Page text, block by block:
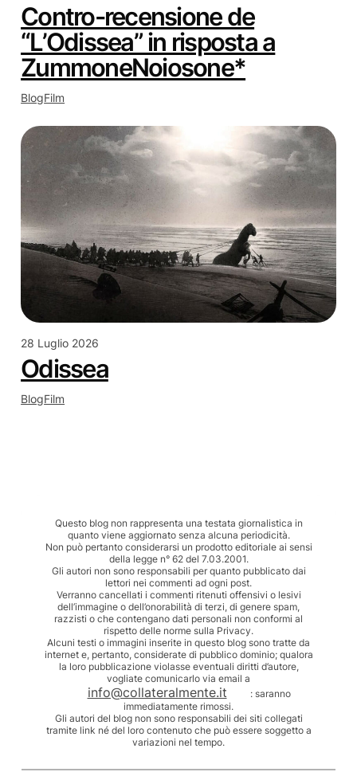
Contro-recensione de
“L’Odissea” in risposta a
ZummoneNoiosone*
BlogFilm
28 Luglio 2026
Odissea
BlogFilm
Questo blog non rappresenta una testata giornalistica in
quanto viene aggiornato senza alcuna periodicità.
Non può pertanto considerarsi un prodotto editoriale ai sensi
della legge n° 62 del 7.03.2001.
Gli autori non sono responsabili per quanto pubblicato dai
lettori nei commenti ad ogni post.
Verranno cancellati i commenti ritenuti offensivi o lesivi
dell’immagine o dell’onorabilità di terzi, di genere spam,
razzisti o che contengano dati personali non conformi al
rispetto delle norme sulla Privacy.
Alcuni testi o immagini inserite in questo blog sono tratte da
internet e, pertanto, considerate di pubblico dominio; qualora
la loro pubblicazione violasse eventuali diritti d’autore,
vogliate comunicarlo via email a
info@collateralmente.it
: saranno
immediatamente rimossi.
Gli autori del blog non sono responsabili dei siti collegati
tramite link né del loro contenuto che può essere soggetto a
variazioni nel tempo.